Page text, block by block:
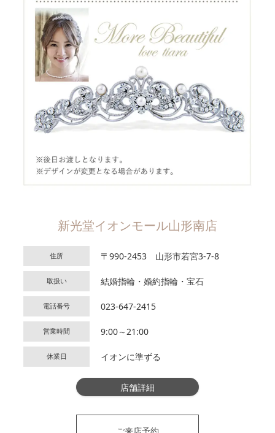
新光堂イオンモール山形南店
住所 〒990-2453 山形市若宮3-7-8
取扱い 結婚指輪・婚約指輪・宝石
電話番号 023-647-2415
営業時間 9:00～21:00
休業日 イオンに準ずる
店舗詳細